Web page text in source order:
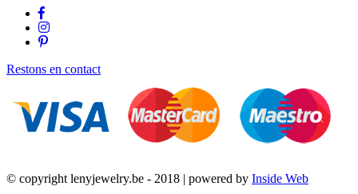
Restons en contact
© copyright lenyjewelry.be - 2018 | powered by Inside Web